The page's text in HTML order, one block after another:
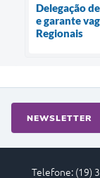
Delegação
e garante
Regionais
NEWSLETTER
Telefone: (19)